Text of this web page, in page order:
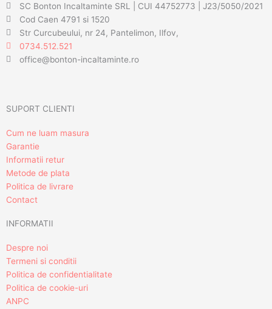
SC Bonton Incaltaminte SRL | CUI 44752773 | J23/5050/2021
Cod Caen 4791 si 1520
Str Curcubeului, nr 24, Pantelimon, Ilfov,
0734.512.521
office@bonton-incaltaminte.ro
SUPORT CLIENTI
Cum ne luam masura
Garantie
Informatii retur
Metode de plata
Politica de livrare
Contact
INFORMATII
Despre noi
Termeni si conditii
Politica de confidentialitate
Politica de cookie-uri
ANPC